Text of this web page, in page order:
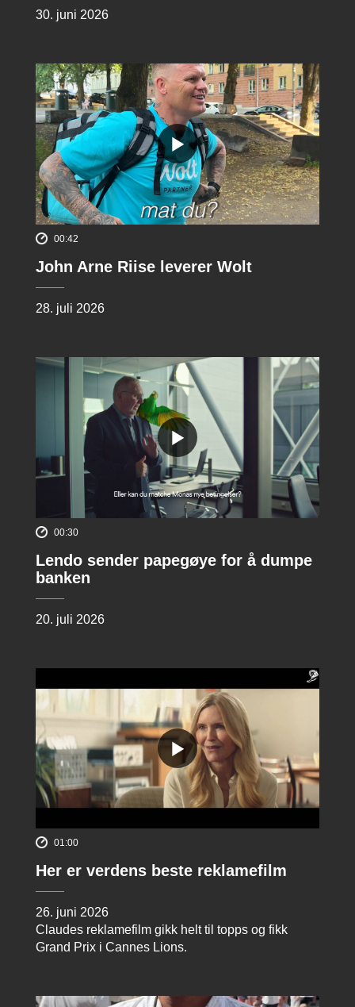
30. juni 2026
00:42
John Arne Riise leverer Wolt
28. juli 2026
00:30
Lendo sender papegøye for å dumpe
banken
20. juli 2026
01:00
Her er verdens beste reklamefilm
26. juni 2026
Claudes reklamefilm gikk helt til topps og fikk
Grand Prix i Cannes Lions.